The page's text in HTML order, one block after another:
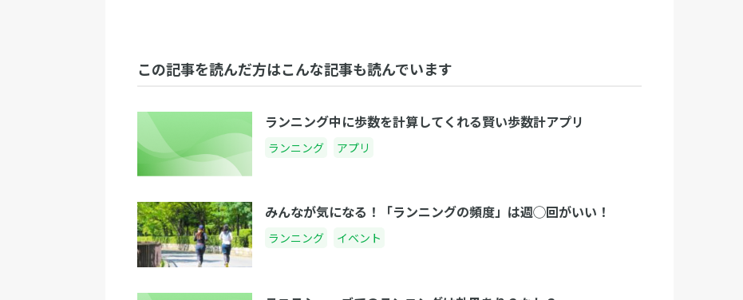
この記事を読んだ方はこんな記事も読んでいます
ランニング中に歩数を計算してくれる賢い歩数計アプリ
ランニング アプリ
みんなが気になる！「ランニングの頻度」は週◯回がいい！
ランニング イベント